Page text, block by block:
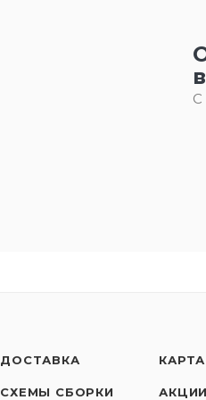
С
ДОСТАВКА
СХЕМЫ СБОРКИ АКЦИИ